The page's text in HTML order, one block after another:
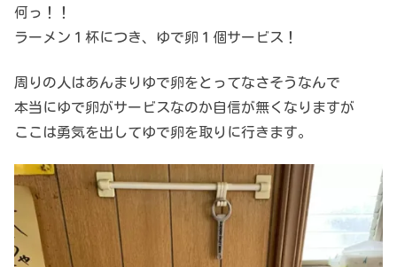
何っ！！
ラーメン１杯につき、ゆで卵１個サービス！
周りの人はあんまりゆで卵をとってなさそうなんで
本当にゆで卵がサービスなのか自信が無くなりますが
ここは勇気を出してゆで卵を取りに行きます。